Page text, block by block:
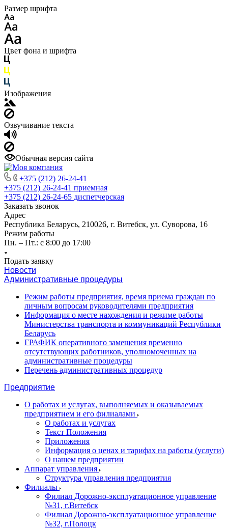
Размер шрифта
Цвет фона и шрифта
Изображения
Озвучивание текста
Обычная версия сайта
+375 (212) 26-24-41
+375 (212) 26-24-41 приемная
+375 (212) 26-24-65 диспетчерская
Заказать звонок
Адрес
Республика Беларусь, 210026, г. Витебск, ул. Суворова, 16
Режим работы
Пн. – Пт.: с 8:00 до 17:00
Подать заявку
Новости
Административные процедуры
Режим работы предприятия, время приема граждан по
личным вопросам руководителями предприятия
Информация о месте нахождения и режиме работы
Министерства транспорта и коммуникаций Республики
Беларусь
ГРАФИК оперативного замещения временно
отсутствующих работников, уполномоченных на
административные процедуры
Перечень административных процедур
Предприятие
О работах и услугах, выполняемых и оказываемых
предприятием и его филиалами
О работах и услугах
Текст Положения
Приложения
Информация о ценах и тарифах на работы (услуги)
О нашем предприятии
Аппарат управления
Структура управления предприятия
Филиалы
Филиал Дорожно-эксплуатационное управление
№31, г.Витебск
Филиал Дорожно-эксплуатационное управление
№32, г.Полоцк